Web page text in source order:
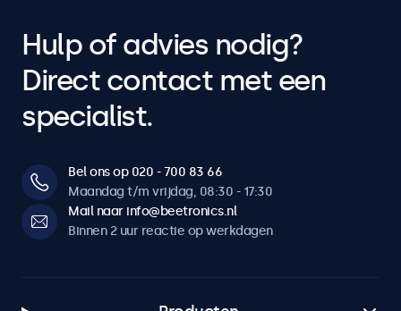
Hulp of advies nodig?
Direct contact met een
specialist.
Bel ons op 020 - 700 83 66
Maandag t/m vrijdag, 08:30 - 17:30
Mail naar info@beetronics.nl
Binnen 2 uur reactie op werkdagen